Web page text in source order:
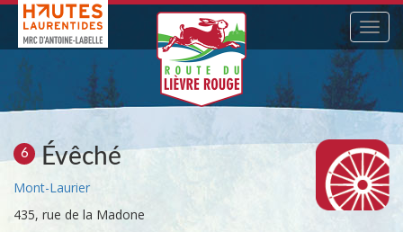
6 Évêché
Mont-Laurier
435, rue de la Madone